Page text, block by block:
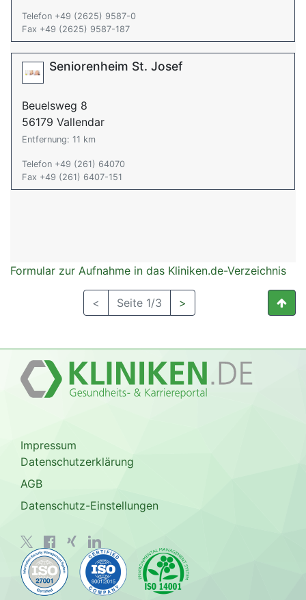
Telefon +49 (2625) 9587-0
Fax +49 (2625) 9587-187
Seniorenheim St. Josef
Beuelsweg 8
56179 Vallendar
Entfernung: 11 km
Telefon +49 (261) 64070
Fax +49 (261) 6407-151
Formular zur Aufnahme in das Kliniken.de-Verzeichnis
< Seite 1/3 >
Impressum
Datenschutzerklärung
AGB
Datenschutz-Einstellungen